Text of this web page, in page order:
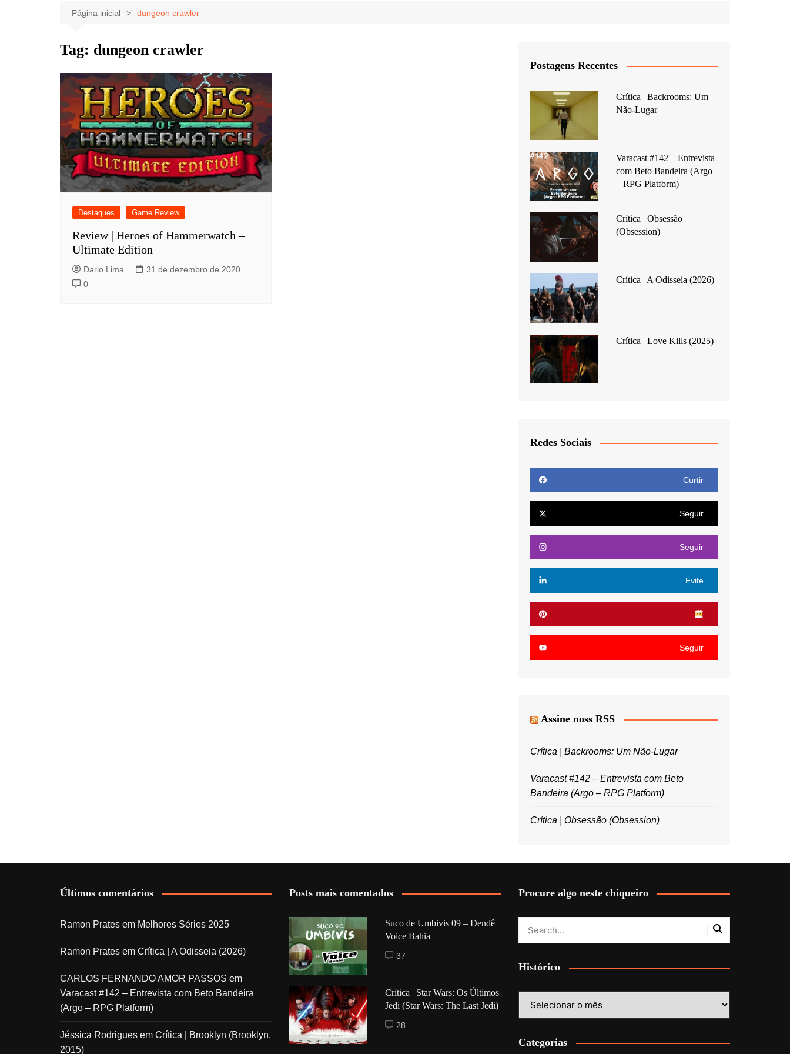
Celebridades
Música
Notícias
Clássicos
Página inicial dungeon crawler
Tag: dungeon crawler
Destaques Game Review
Review | Heroes of Hammerwatch –
Ultimate Edition
Dario Lima
31 de dezembro de 2020
0
Postagens Recentes
Crítica | Backrooms: Um
Não-Lugar
Varacast #142 – Entrevista
com Beto Bandeira (Argo
– RPG Platform)
Crítica | Obsessão
(Obsession)
Crítica | A Odisseia (2026)
Crítica | Love Kills (2025)
Redes Sociais
Curtir
Seguir
Seguir
Evite
Seguir
Assine noss RSS
Crítica | Backrooms: Um Não-Lugar
Varacast #142 – Entrevista com Beto
Bandeira (Argo – RPG Platform)
Crítica | Obsessão (Obsession)
Últimos comentários
Ramon Prates em Melhores Séries 2025
Ramon Prates em Crítica | A Odisseia (2026)
CARLOS FERNANDO AMOR PASSOS em
Varacast #142 – Entrevista com Beto Bandeira
(Argo – RPG Platform)
Jéssica Rodrigues em Crítica | Brooklyn (Brooklyn,
2015)
Posts mais comentados
Suco de Umbivis 09 – Dendê
Voice Bahia
37
Crítica | Star Wars: Os Últimos
Jedi (Star Wars: The Last Jedi)
28
Procure algo neste chiqueiro
Histórico
Categorias